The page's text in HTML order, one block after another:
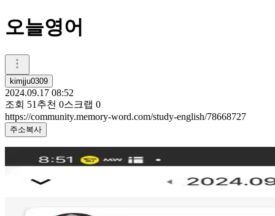
오늘영어
kimjju0309
2024.09.17 08:52
조회 51 추천 0스크랩 0
https://community.memory-word.com/study-english/78668727
주소복사